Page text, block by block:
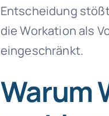
Entscheidung
die Workation als
eingeschränkt.
Warum